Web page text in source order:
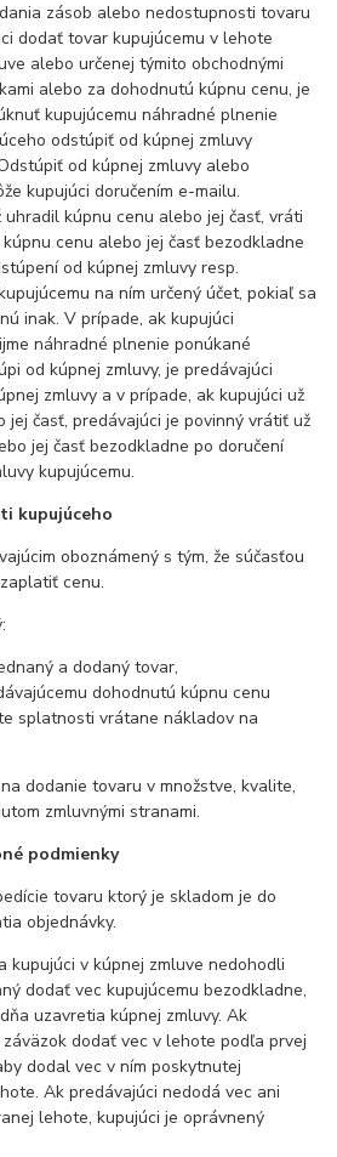
zásob alebo nedostupnosti tovaru
dodať tovar kupujúcemu v lehote
alebo určenej týmito obchodnými
alebo za dohodnutú kúpnu cenu, je
kupujúcemu náhradné plnenie
odstúpiť od kúpnej zmluvy
od kúpnej zmluvy alebo
kupujúci doručením e-mailu.
kúpnu cenu alebo jej časť, vráti
cenu alebo jej časť bezodkladne
od kúpnej zmluvy resp.
na ním určený účet, pokiaľ sa
inak. V prípade, ak kupujúci
náhradné plnenie ponúkané
od kúpnej zmluvy, je predávajúci
zmluvy a v prípade, ak kupujúci už
jej časť, predávajúci je povinný vrátiť už
jej časť bezodkladne po doručení
kupujúcemu.
kupujúceho
oboznámený s tým, že súčasťou
cenu.
a dodaný tovar,
dohodnutú kúpnu cenu
splatnosti vrátane nákladov na
dodanie tovaru v množstve, kvalite,
zmluvnými stranami.
podmienky
tovaru ktorý je skladom je do
objednávky.
v kúpnej zmluve nedohodli
dodať vec kupujúcemu bezodkladne,
uzavretia kúpnej zmluvy. Ak
dodať vec v lehote podľa prvej
dodal vec v ním poskytnutej
Ak predávajúci nedodá vec ani
lehote, kupujúci je oprávnený